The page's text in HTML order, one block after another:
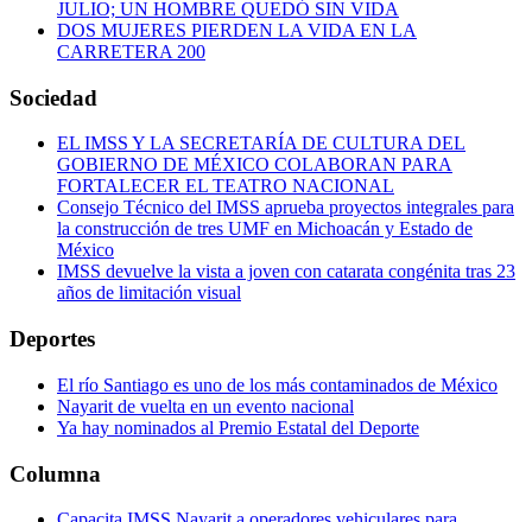
JULIO; UN HOMBRE QUEDÓ SIN VIDA
DOS MUJERES PIERDEN LA VIDA EN LA
CARRETERA 200
Sociedad
EL IMSS Y LA SECRETARÍA DE CULTURA DEL
GOBIERNO DE MÉXICO COLABORAN PARA
FORTALECER EL TEATRO NACIONAL
Consejo Técnico del IMSS aprueba proyectos integrales para
la construcción de tres UMF en Michoacán y Estado de
México
IMSS devuelve la vista a joven con catarata congénita tras 23
años de limitación visual
Deportes
El río Santiago es uno de los más contaminados de México
Nayarit de vuelta en un evento nacional
Ya hay nominados al Premio Estatal del Deporte
Columna